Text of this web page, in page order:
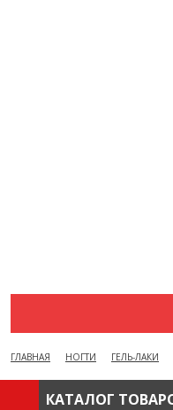
ГЛАВНАЯ НОГТИ ГЕЛЬ-ЛАКИ
КАТАЛОГ